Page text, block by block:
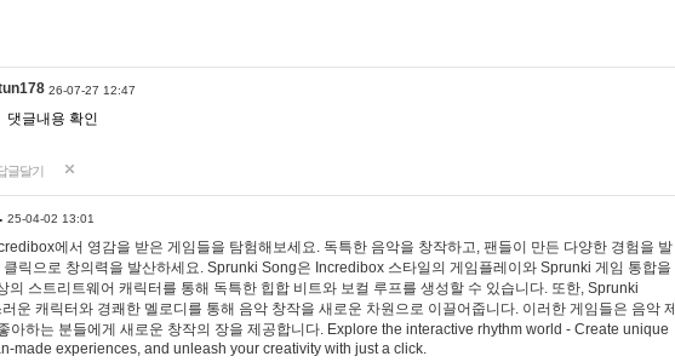
26-07-27 12:47
댓글내용 확인
글달기
25-04-02 13:01
에서 영감을 받은 게임들을 탐험해보세요. 독특한 음악을 창작하고, 팬들이 만든 다양한 경험을 발
클릭으로 창의력을 발산하세요. Sprunki Song은 Incredibox 스타일의 게임플레이와 Sprunki 게임 통합을
의 스트리트웨어 캐릭터를 통해 독특한 힙합 비트와 보컬 루프를 생성할 수 있습니다. 또한, Sprunki
운 캐릭터와 경쾌한 멜로디를 통해 음악 창작을 새로운 차원으로 이끌어줍니다. 이러한 게임들은 음악 제
아하는 분들에게 새로운 창작의 장을 제공합니다. Explore the interactive rhythm world - Create unique
made experiences, and unleash your creativity with just a click.